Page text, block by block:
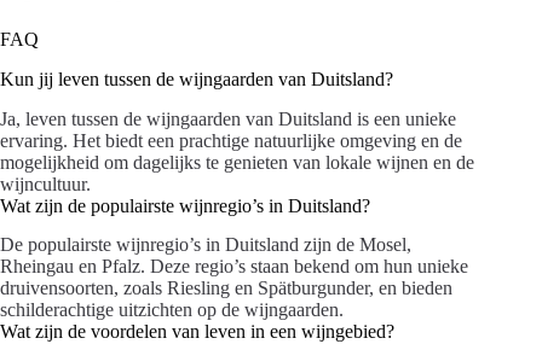
FAQ
Kun jij leven tussen de wijngaarden van Duitsland?
Ja, leven tussen de wijngaarden van Duitsland is een unieke
ervaring. Het biedt een prachtige natuurlijke omgeving en de
mogelijkheid om dagelijks te genieten van lokale wijnen en de
wijncultuur.
Wat zijn de populairste wijnregio’s in Duitsland?
De populairste wijnregio’s in Duitsland zijn de Mosel,
Rheingau en Pfalz. Deze regio’s staan bekend om hun unieke
druivensoorten, zoals Riesling en Spätburgunder, en bieden
schilderachtige uitzichten op de wijngaarden.
Wat zijn de voordelen van leven in een wijngebied?